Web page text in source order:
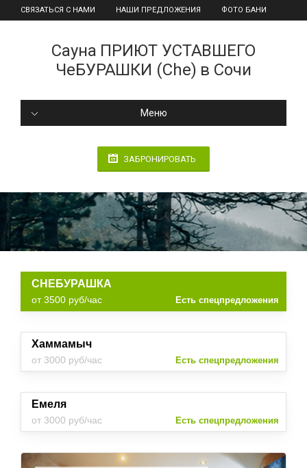
СВЯЗАТЬСЯ С НАМИ НАШИ ПРЕДЛОЖЕНИЯ ФОТО БАНИ
Сауна ПРИЮТ УСТАВШЕГО
ЧеБУРАШКИ (Che) в Сочи
Меню
ЗАБРОНИРОВАТЬ
CHEБУРАШКА
от 3500 руб/час Есть спецпредложения
Хаммамыч
от 3000 руб/час Есть спецпредложения
Емеля
от 3000 руб/час Есть спецпредложения